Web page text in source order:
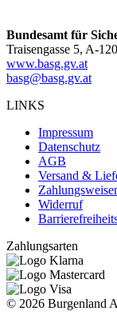
Bundesamt für
Traisengasse 5, A-
www.basg.gv.at
basg@basg.gv.at
LINKS
Impressum
Datenschutz
AGB
Versand &
Widerruf
Zahlungsarten
© 2026 Burgenland